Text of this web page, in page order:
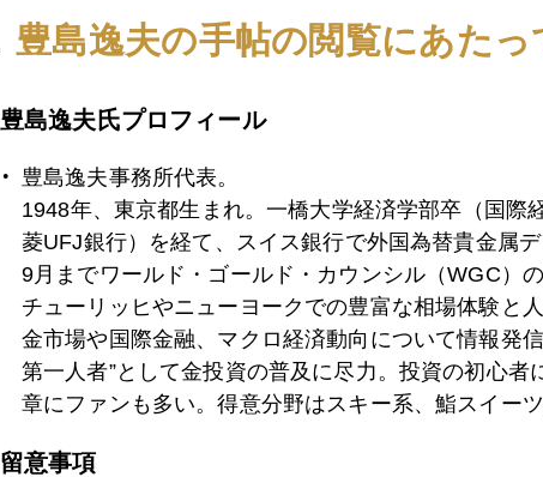
2013年03月22日 黒田会見に欧米は円高の反応
2013年03月21日 キプロスが発する日本への警鐘
2013年03月19日 キプロス問題で再びプラチナが金より
豊島逸夫の手帖の閲覧にあたっ
豊島逸夫氏プロフィール
豊島逸夫事務所代表。
1948年、東京都生まれ。一橋大学経済学部卒（国際
菱UFJ銀行）を経て、スイス銀行で外国為替貴金属
9月までワールド・ゴールド・カウンシル（WGC）
チューリッヒやニューヨークでの豊富な相場体験と
金市場や国際金融、マクロ経済動向について情報発
第一人者”として金投資の普及に尽力。投資の初心者
章にファンも多い。得意分野はスキー系、鮨スイーツ
留意事項